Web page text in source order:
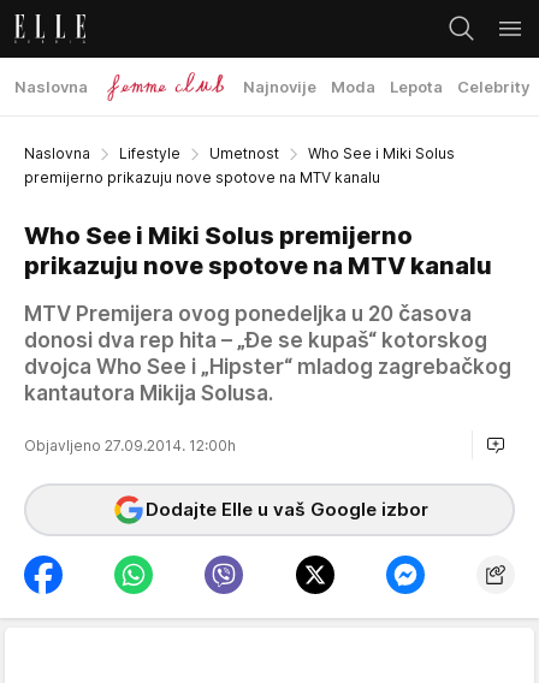
Naslovna Najnovije Moda Lepota Celebrity
Naslovna Lifestyle Umetnost
Who See i Miki Solus
premijerno prikazuju nove spotove na MTV kanalu
Who See i Miki Solus premijerno
prikazuju nove spotove na MTV kanalu
MTV Premijera ovog ponedeljka u 20 časova
donosi dva rep hita – „Đe se kupaš“ kotorskog
dvojca Who See i „Hipster“ mladog zagrebačkog
kantautora Mikija Solusa.
Objavljeno 27.09.2014. 12:00h
Dodajte Elle u vaš Google izbor